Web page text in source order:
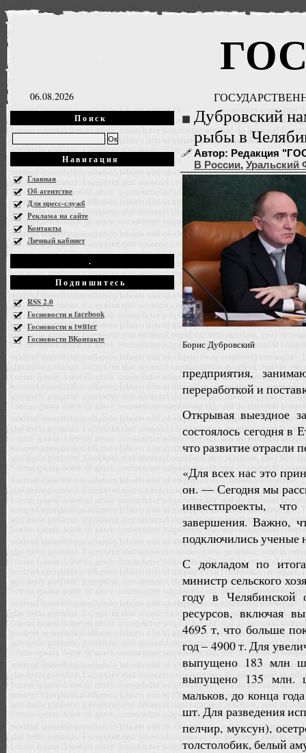
06.08.2026
Поиск
Навигация
Главная
Об агентстве
Для пресс-служб
Реклама на сайте
Контакты
Личный кабинет
.
Подпишитесь
RSS 2.0
Госновости в facebook
Госновости в twitter
Госновости ВКонтакте
Дубровский
рыбы в
Автор: Редакция
В России, Уральский
Борис Дубровский
предприятия,
переработкой и
Открывая выездное
состоялось сегодня в
что развитие отрасли
«Для всех нас это
он. — Сегодня мы
инвестпроекты,
завершения. Важно,
подключились ученые
С докладом по
министр сельского
году в Челябинской
ресурсов, включая
4695 т, что больше
год – 4900 т. Для
выпущено 183 млн
выпущено 135 млн.
мальков, до конца
шт. Для разведения
пелчир, муксун),
толстолобик, белый